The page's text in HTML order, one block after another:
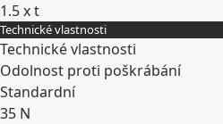
1.5 x t
Rozbalit
Technické vlastnosti
Technické vlastnosti
Odolnost proti poškrábání
Standardní
35 N